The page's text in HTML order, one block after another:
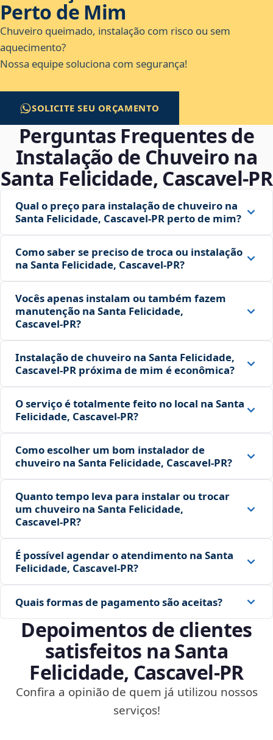
Perto de Mim
Chuveiro queimado, instalação com risco ou sem
aquecimento?
Nossa equipe soluciona com segurança!
SOLICITE SEU ORÇAMENTO
Perguntas Frequentes de
Instalação de Chuveiro na
Santa Felicidade, Cascavel‑PR
Qual o preço para instalação de chuveiro na
Santa Felicidade, Cascavel‑PR perto de mim?
Como saber se preciso de troca ou instalação
na Santa Felicidade, Cascavel‑PR?
Vocês apenas instalam ou também fazem
manutenção na Santa Felicidade,
Cascavel‑PR?
Instalação de chuveiro na Santa Felicidade,
Cascavel‑PR próxima de mim é econômica?
O serviço é totalmente feito no local na Santa
Felicidade, Cascavel‑PR?
Como escolher um bom instalador de
chuveiro na Santa Felicidade, Cascavel‑PR?
Quanto tempo leva para instalar ou trocar
um chuveiro na Santa Felicidade,
Cascavel‑PR?
É possível agendar o atendimento na Santa
Felicidade, Cascavel‑PR?
Quais formas de pagamento são aceitas?
Depoimentos de clientes
satisfeitos na Santa
Felicidade, Cascavel‑PR
Confira a opinião de quem já utilizou nossos
serviços!